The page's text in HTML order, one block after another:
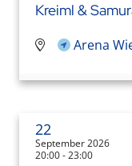
Kreiml &
Arena
22
September 2026
20:00 - 23:00